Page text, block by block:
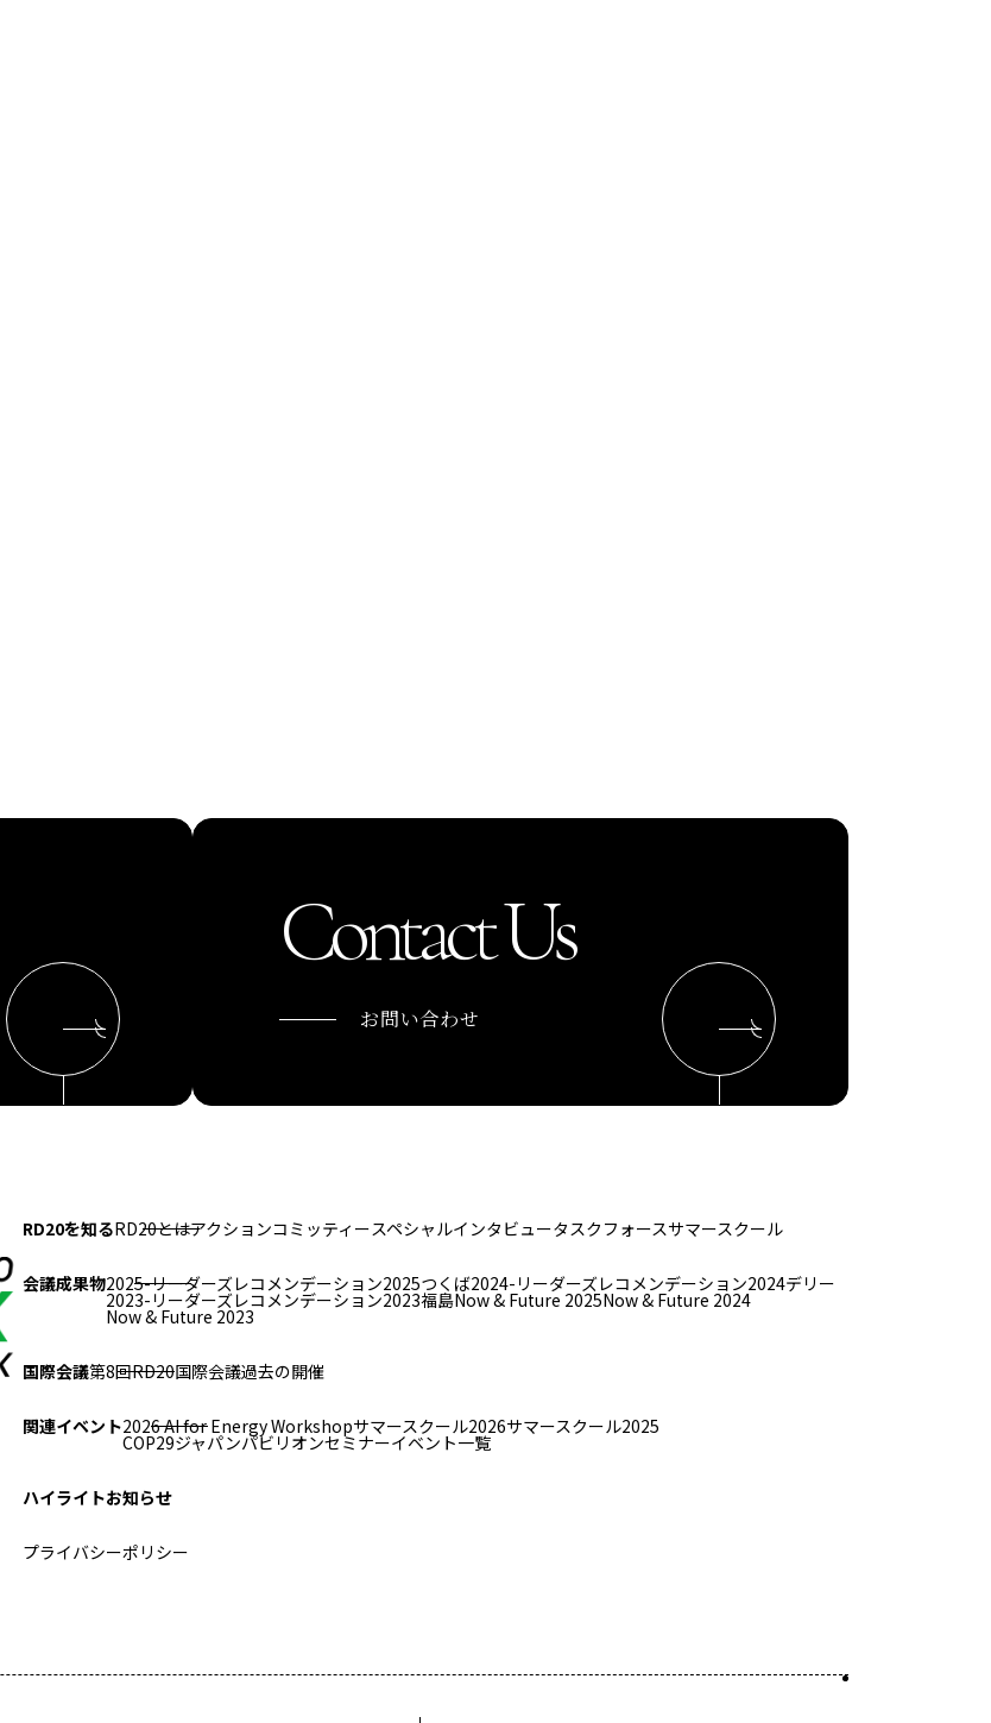
Contact Us
お問い合わせ
RD20を知るRD20とはアクションコミッティースペシャルインタビュータスクフォースサマースクール
会議成果物2025-リーダーズレコメンデーション2025つくば2024-リーダーズレコメンデーション2024デリー
2023-リーダーズレコメンデーション2023福島Now & Future 2025Now & Future 2024
Now & Future 2023
国際会議第8回RD20国際会議過去の開催
関連イベント2026 AI for Energy Workshopサマースクール2026サマースクール2025
COP29ジャパンパビリオンセミナーイベント一覧
ハイライトお知らせ
プライバシーポリシー